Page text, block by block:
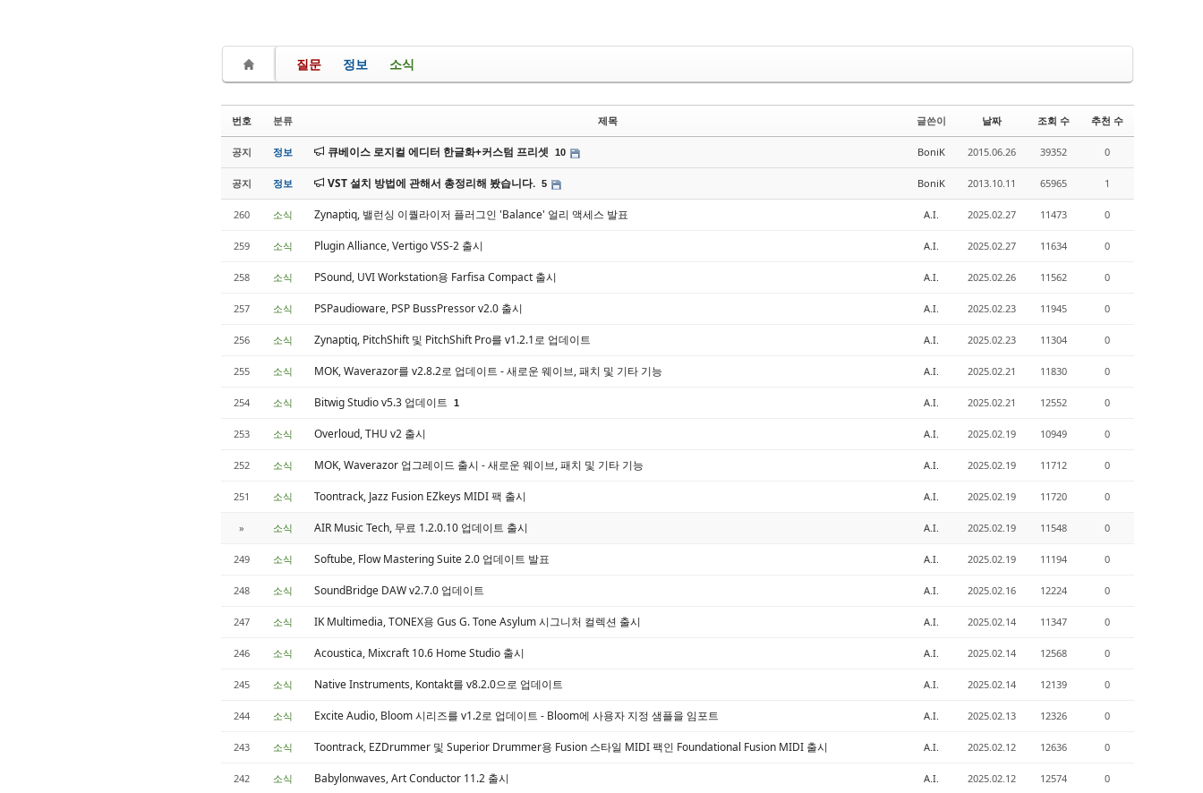
질문 정보 소식
번호 분류 제목 글쓴이 날짜 조회 수 추천 수
공지 정보 큐베이스 로지컬 에디터 한글화+커스텀 프리셋 10 BoniK 2015.06.26 39352 0
공지 정보 VST 설치 방법에 관해서 총정리해 봤습니다. 5 BoniK 2013.10.11 65965 1
260 소식 Zynaptiq, 밸런싱 이퀄라이저 플러그인 'Balance' 얼리 액세스 발표 A.I. 2025.02.27 11473 0
259 소식 Plugin Alliance, Vertigo VSS-2 출시 A.I. 2025.02.27 11634 0
258 소식 PSound, UVI Workstation용 Farfisa Compact 출시 A.I. 2025.02.26 11562 0
257 소식 PSPaudioware, PSP BussPressor v2.0 출시 A.I. 2025.02.23 11945 0
256 소식 Zynaptiq, PitchShift 및 PitchShift Pro를 v1.2.1로 업데이트 A.I. 2025.02.23 11304 0
255 소식 MOK, Waverazor를 v2.8.2로 업데이트 - 새로운 웨이브, 패치 및 기타 기능 A.I. 2025.02.21 11830 0
254 소식 Bitwig Studio v5.3 업데이트 1 A.I. 2025.02.21 12552 0
253 소식 Overloud, THU v2 출시 A.I. 2025.02.19 10949 0
252 소식 MOK, Waverazor 업그레이드 출시 - 새로운 웨이브, 패치 및 기타 기능 A.I. 2025.02.19 11712 0
251 소식 Toontrack, Jazz Fusion EZkeys MIDI 팩 출시 A.I. 2025.02.19 11720 0
» 소식 AIR Music Tech, 무료 1.2.0.10 업데이트 출시 A.I. 2025.02.19 11548 0
249 소식 Softube, Flow Mastering Suite 2.0 업데이트 발표 A.I. 2025.02.19 11194 0
248 소식 SoundBridge DAW v2.7.0 업데이트 A.I. 2025.02.16 12224 0
247 소식 IK Multimedia, TONEX용 Gus G. Tone Asylum 시그니처 컬렉션 출시 A.I. 2025.02.14 11347 0
246 소식 Acoustica, Mixcraft 10.6 Home Studio 출시 A.I. 2025.02.14 12568 0
245 소식 Native Instruments, Kontakt를 v8.2.0으로 업데이트 A.I. 2025.02.14 12139 0
244 소식 Excite Audio, Bloom 시리즈를 v1.2로 업데이트 - Bloom에 사용자 지정 샘플을 임포트 A.I. 2025.02.13 12326 0
243 소식 Toontrack, EZDrummer 및 Superior Drummer용 Fusion 스타일 MIDI 팩인 Foundational Fusion MIDI 출시 A.I. 2025.02.12 12636 0
242 소식 Babylonwaves, Art Conductor 11.2 출시 A.I. 2025.02.12 12574 0